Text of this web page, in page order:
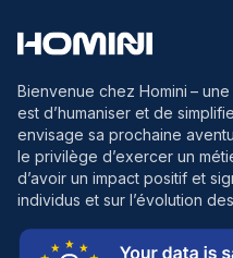
Bienvenue chez Homini –
est d’humaniser et de
envisage sa prochaine
le privilège d’exercer un
d’avoir un impact positif et
individus et sur l’évolution